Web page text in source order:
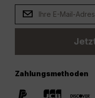
Zahlungsmethoden